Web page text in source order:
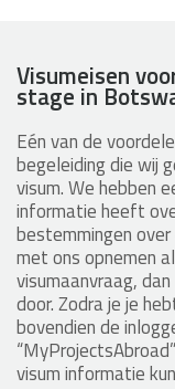
Visumeisen
stage in
Eén van de
begeleiding die wij
visum. We hebben
informatie heeft
bestemmingen
met ons opnemen
visumaanvraag,
door. Zodra je je
bovendien de
visum informatie